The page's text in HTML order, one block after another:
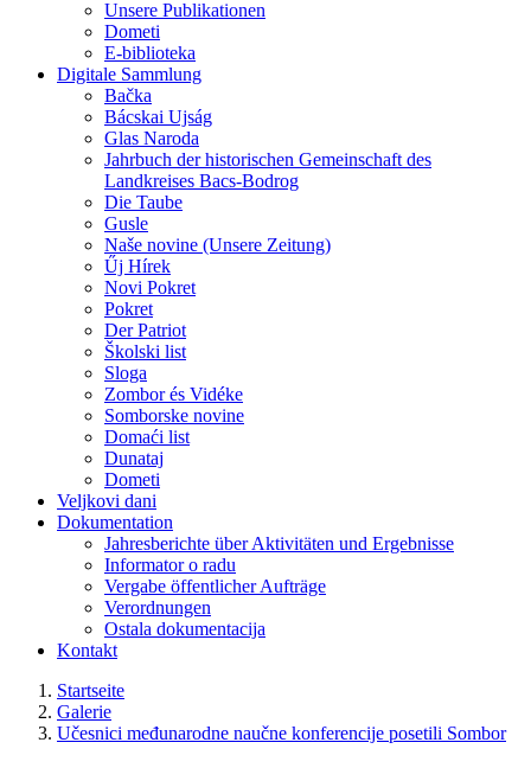
Unsere Publikationen
Dometi
E-biblioteka
Digitale Sammlung
Bačka
Bácskai Ujság
Glas Naroda
Jahrbuch der historischen Gemeinschaft des
Landkreises Bacs-Bodrog
Die Taube
Gusle
Naše novine (Unsere Zeitung)
Űj Hírek
Novi Pokret
Pokret
Der Patriot
Školski list
Sloga
Zombor és Vidéke
Somborske novine
Domaći list
Dunataj
Dometi
Veljkovi dani
Dokumentation
Jahresberichte über Aktivitäten und Ergebnisse
Informator o radu
Vergabe öffentlicher Aufträge
Verordnungen
Ostala dokumentacija
Kontakt
Startseite
Galerie
Učesnici međunarodne naučne konferencije posetili Sombor